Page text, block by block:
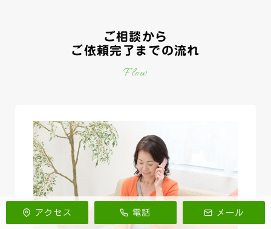
ご相談から
ご依頼完了までの流れ
Flow
アクセス 電話 メール